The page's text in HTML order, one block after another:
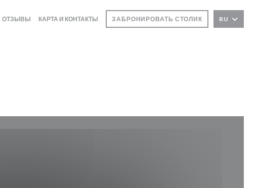
ОТЗЫВЫ КАРТА И КОНТАКТЫ ЗАБРОНИРОВАТЬ СТОЛИК RU